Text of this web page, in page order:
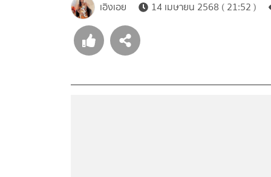
เอิงเอย 14 เมษายน 2568 ( 21:52 )